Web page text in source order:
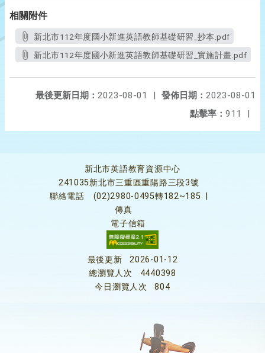
相關附件
新北市112年度國小新進英語教師基礎研習_抄本.pdf
新北市112年度國小新進英語教師基礎研習_實施計畫.pdf
發佈日期： 2023-08-01
最後更新日期： 2023-08-01
|
點擊率： 911 |
新北市英語教育資源中心
241035新北市三重區重陽路三段3號
聯絡電話
(02)2980-0495轉182~185
傳真
電子信箱
最後更新
2026-01-12
總瀏覽人次
4440398
今日瀏覽人次
804